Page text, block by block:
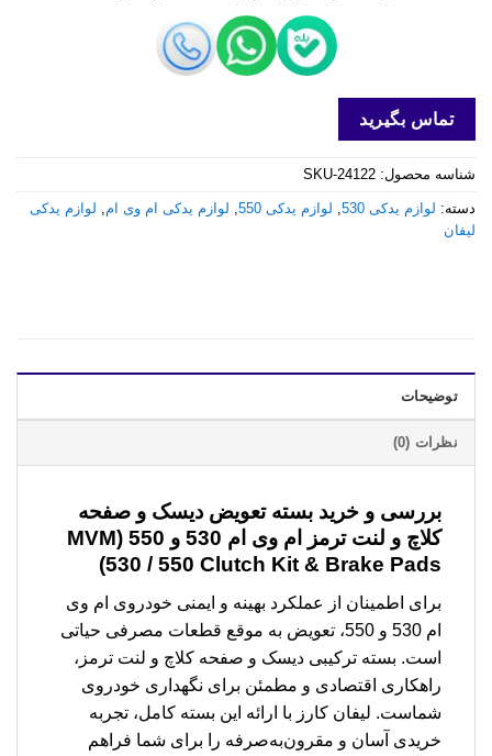
تماس بگیرید
شناسه محصول: SKU-24122
دسته: لوازم یدکی 530 , لوازم یدکی 550 , لوازم یدکی ام وی ام, لوازم یدکی
لیفان
توضیحات
نظرات (0)
بررسی و خرید بسته تعویض دیسک و صفحه
کلاچ و لنت ترمز ام وی ام 530 و 550 (MVM
530 / 550 Clutch Kit & Brake Pads)
برای اطمینان از عملکرد بهینه و ایمنی خودروی ام وی
ام 530 و 550، تعویض به موقع قطعات مصرفی حیاتی
است. بسته ترکیبی دیسک و صفحه کلاچ و لنت ترمز،
راهکاری اقتصادی و مطمئن برای نگهداری خودروی
شماست. لیفان کارز با ارائه این بسته کامل، تجربه
خریدی آسان و مقرون‌به‌صرفه را برای شما فراهم